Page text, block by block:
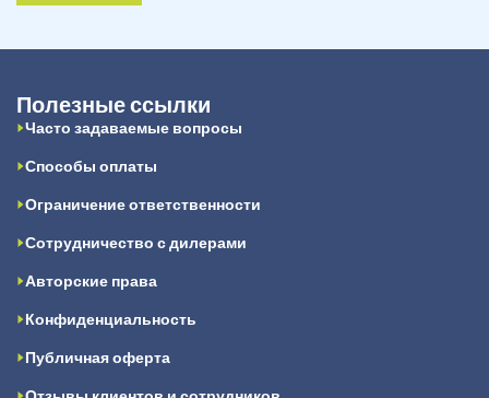
Полезные ссылки
Часто задаваемые вопросы
Способы оплаты
Ограничение ответственности
Сотрудничество с дилерами
Авторские права
Конфиденциальность
Публичная оферта